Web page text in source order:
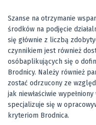
Szanse na otrzymanie
środków na podjęcie
się głównie z liczbą
czynnikiem jest również
osóbaplikujących się o
Brodnicy. Należy również
zostać odrzucony ze
jak niewłaściwie
specjalizuje się w
kryteriom Brodnica.